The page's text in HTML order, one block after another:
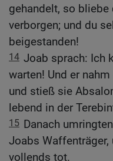
gehandelt, so
verborgen; und du
beigestanden!
14 Joab sprach: Ich
warten! Und er
und stieß sie
lebend in der
15 Danach
Joabs
vollends tot.